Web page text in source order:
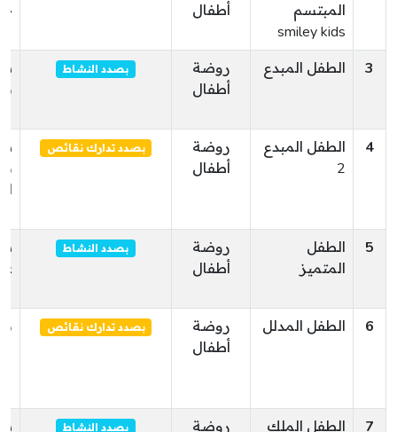
المبتسم
smiley kids
أطفال
3 الطفل المبدع
روضة
أطفال
بصدد النشاط
4
الطفل المبدع
2
روضة
أطفال
بصدد تدارك نقائص
5
الطفل
المتميز
روضة
أطفال
بصدد النشاط
6 الطفل المدلل
روضة
أطفال
بصدد تدارك نقائص
7 الطفل الملك روضة بصدد النشاط